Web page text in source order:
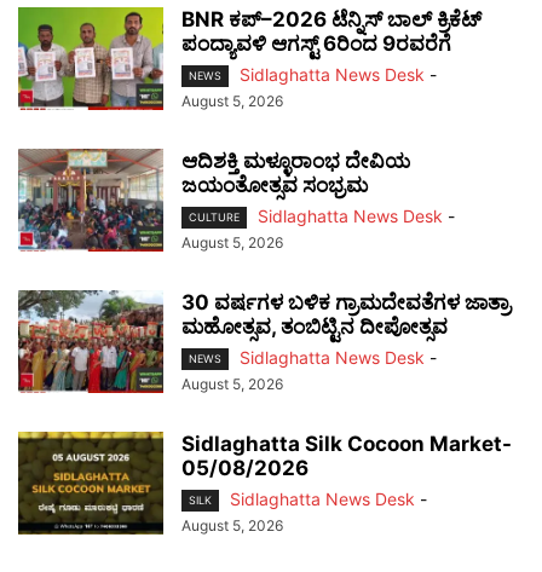
BNR ಕಪ್–2026 ಟೆನ್ನಿಸ್ ಬಾಲ್ ಕ್ರಿಕೆಟ್
ಪಂದ್ಯಾವಳಿ ಆಗಸ್ಟ್ 6ರಿಂದ 9ರವರೆಗೆ
NEWS Sidlaghatta News Desk -
August 5, 2026
ಆದಿಶಕ್ತಿ ಮಳ್ಳೂರಾಂಭ ದೇವಿಯ
ಜಯಂತೋತ್ಸವ ಸಂಭ್ರಮ
CULTURE Sidlaghatta News Desk -
August 5, 2026
30 ವರ್ಷಗಳ ಬಳಿಕ ಗ್ರಾಮದೇವತೆಗಳ ಜಾತ್ರಾ
ಮಹೋತ್ಸವ, ತಂಬಿಟ್ಟಿನ ದೀಪೋತ್ಸವ
NEWS Sidlaghatta News Desk -
August 5, 2026
Sidlaghatta Silk Cocoon Market-
05/08/2026
SILK Sidlaghatta News Desk -
August 5, 2026